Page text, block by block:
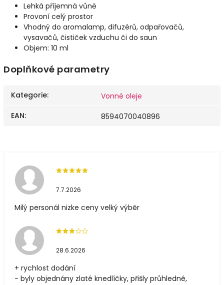
Lehká příjemná vůně
Provoní celý prostor
Vhodný do aromalamp, difuzérů, odpařovačů,
vysavačů, čističek vzduchu či do saun
Objem: 10 ml
Doplňkové parametry
Kategorie:
Vonné oleje
EAN: 8594070040896
7.7.2026
Milý personál nizke ceny velký výběr
28.6.2026
+ rychlost dodání
- byly objednány zlaté knedlíčky, přišly průhledné,